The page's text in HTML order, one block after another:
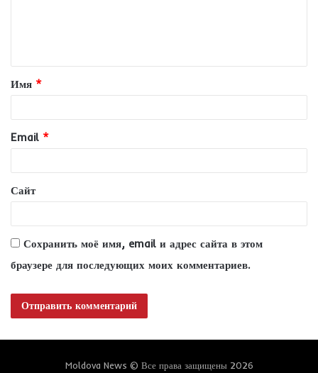
т
а
й
*
Имя *
Email *
Сайт
Сохранить моё имя, email и адрес сайта в этом
браузере для последующих моих комментариев.
Moldova News © Все права защищены 2026